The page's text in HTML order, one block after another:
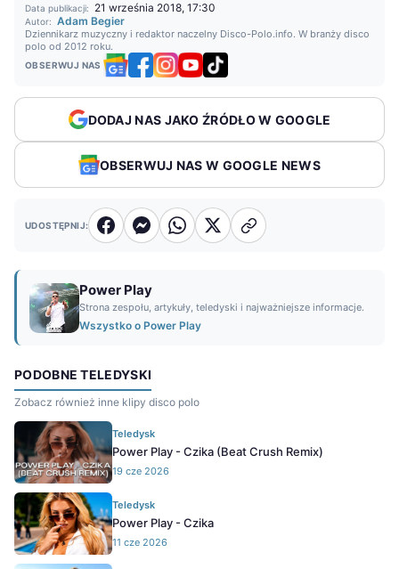
Data publikacji: 21 września 2018, 17:30
Autor: Adam Begier
Dziennikarz muzyczny i redaktor naczelny Disco-Polo.info. W branży disco
polo od 2012 roku.
OBSERWUJ NAS
DODAJ NAS JAKO ŹRÓDŁO W GOOGLE
OBSERWUJ NAS W GOOGLE NEWS
UDOSTĘPNIJ:
Power Play
Strona zespołu, artykuły, teledyski i najważniejsze informacje.
Wszystko o Power Play
PODOBNE TELEDYSKI
Zobacz również inne klipy disco polo
Teledysk
Power Play - Czika (Beat Crush Remix)
19 cze 2026
Teledysk
Power Play - Czika
11 cze 2026